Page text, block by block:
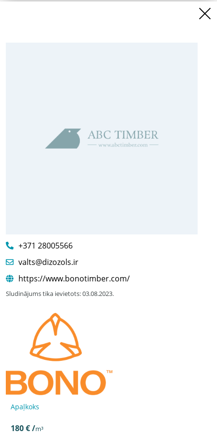
Jaunākie sludinājumi
Apaļkoks
f7aeb8d
180 € /m³
+371 28005566
valts@dizozols.ir
https://www.bonotimber.com/
Sludinājums tika ievietots: 03.08.2023.
Apaļkoks
180 € /m³